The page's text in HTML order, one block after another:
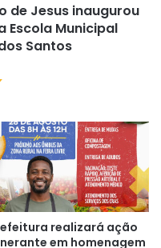
de Jesus inaugurou
Escola Municipal
Santos
realizará ação
em homenagem